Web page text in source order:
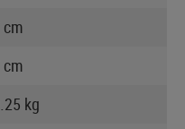
kg